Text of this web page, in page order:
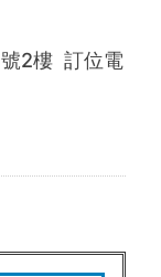
2樓 訂位電